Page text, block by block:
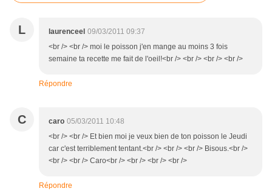
L laurenceel 09/03/2011 09:37
<br /> <br /> moi le poisson j'en mange au moins 3 fois
semaine ta recette me fait de l'oeil!<br /> <br /> <br /> <br />
Répondre
C caro 05/03/2011 10:48
<br /> <br /> Et bien moi je veux bien de ton poisson le Jeudi
car c'est terriblement tentant.<br /> <br /> <br /> Bisous.<br />
<br /> <br /> Caro<br /> <br /> <br /> <br />
Répondre